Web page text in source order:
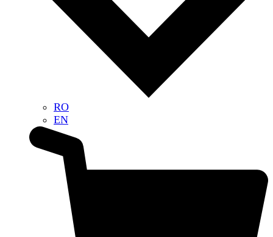
RO
EN